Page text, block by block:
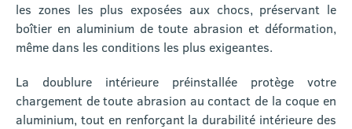
les zones les plus exposées aux chocs, préservant le
boîtier en aluminium de toute abrasion et déformation,
même dans les conditions les plus exigeantes.
La doublure intérieure préinstallée protège votre
chargement de toute abrasion au contact de la coque en
aluminium, tout en renforçant la durabilité intérieure des